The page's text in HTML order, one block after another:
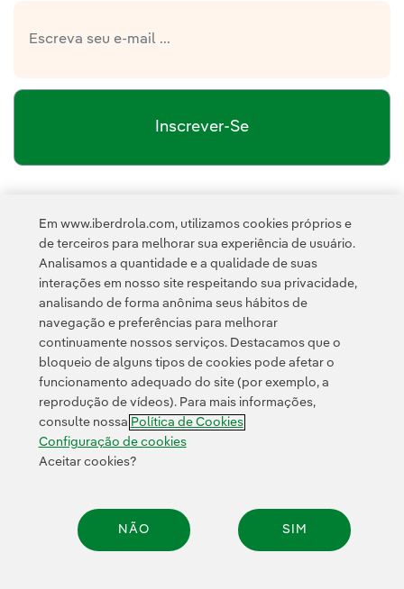
Inscrever-Se
Esta página é protegida pelo reCAPTCHA e pela Política de
Privacidade
Termos de Serviço do Google
Contato Clientes Política de Privacidade Informação legal
Transparência no uso da IA Política de cookies
Acessibilidade
Em www.iberdrola.com, utilizamos cookies próprios e
de terceiros para melhorar sua experiência de usuário.
Analisamos a quantidade e a qualidade de suas
interações em nosso site respeitando sua privacidade,
analisando de forma anônima seus hábitos de
navegação e preferências para melhorar
continuamente nossos serviços. Destacamos que o
bloqueio de alguns tipos de cookies pode afetar o
funcionamento adequado do site (por exemplo, a
reprodução de vídeos). Para mais informações,
consulte nossa Política de Cookies
Configuração de cookies
Aceitar cookies?
NÃO SIM